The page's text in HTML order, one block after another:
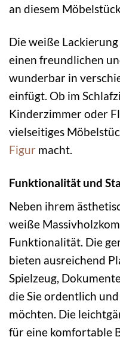
an diesem
Die weiße
einen freundlichen
wunderbar in
einfügt. Ob im
Kinderzimmer oder
vielseitiges
Figur macht.
Funktionalität und
Neben ihrem
weiße
Funktionalität. Die
bieten ausreichend
Spielzeug,
die Sie ordentlich
möchten. Die
für eine komfortable